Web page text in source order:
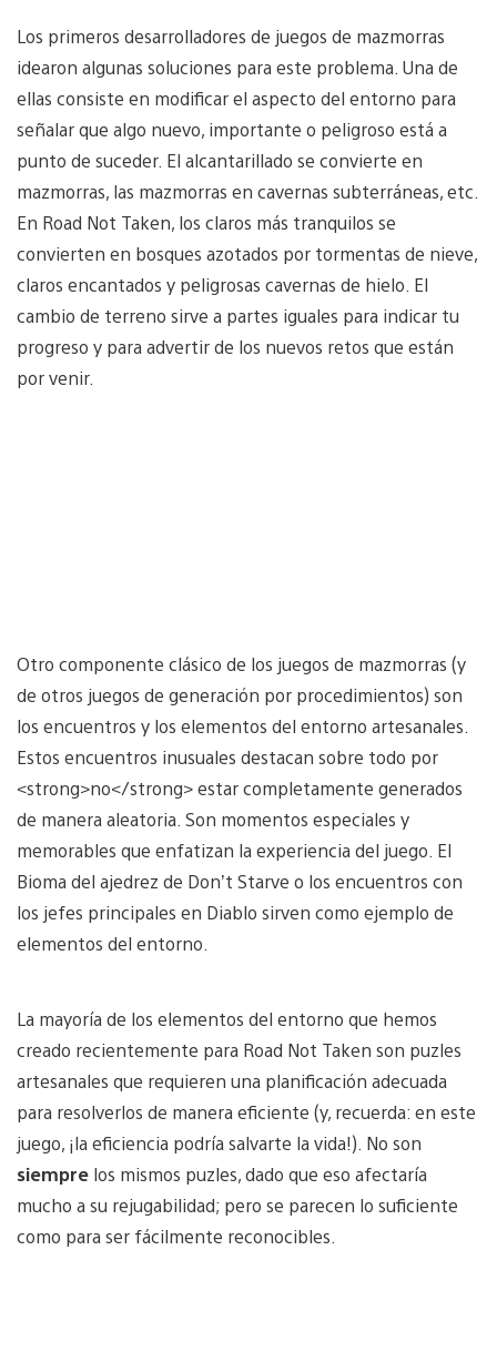
Los primeros desarrolladores de juegos de mazmorras
idearon algunas soluciones para este problema. Una de
ellas consiste en modificar el aspecto del entorno para
señalar que algo nuevo, importante o peligroso está a
punto de suceder. El alcantarillado se convierte en
mazmorras, las mazmorras en cavernas subterráneas, etc.
En Road Not Taken, los claros más tranquilos se
convierten en bosques azotados por tormentas de nieve,
claros encantados y peligrosas cavernas de hielo. El
cambio de terreno sirve a partes iguales para indicar tu
progreso y para advertir de los nuevos retos que están
por venir.
Otro componente clásico de los juegos de mazmorras (y
de otros juegos de generación por procedimientos) son
los encuentros y los elementos del entorno artesanales.
Estos encuentros inusuales destacan sobre todo por
<strong>no</strong> estar completamente generados
de manera aleatoria. Son momentos especiales y
memorables que enfatizan la experiencia del juego. El
Bioma del ajedrez de Don’t Starve o los encuentros con
los jefes principales en Diablo sirven como ejemplo de
elementos del entorno.
La mayoría de los elementos del entorno que hemos
creado recientemente para Road Not Taken son puzles
artesanales que requieren una planificación adecuada
para resolverlos de manera eficiente (y, recuerda: en este
juego, ¡la eficiencia podría salvarte la vida!). No son
siempre los mismos puzles, dado que eso afectaría
mucho a su rejugabilidad; pero se parecen lo suficiente
como para ser fácilmente reconocibles.